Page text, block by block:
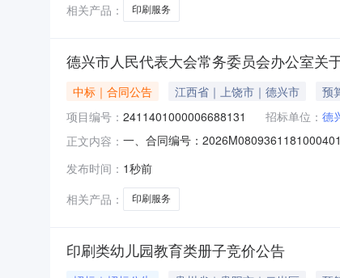
相关产品：
印刷服务
德兴市人民代表大会常务委员会办公室关
中标｜合同公告 江西省｜上饶市｜德兴市 预
项目编号： 2411401000006688131 招标单位： 德
正文内容： 一、合同编号：
址：江西省上饶市德兴市德兴市银城镇朝
发布时间： 1秒前
相关产品：
印刷服务
印刷类幼儿园教育类册子竞价公告